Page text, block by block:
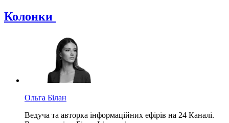
Колонки
Ольга Білан
Ведуча та авторка інформаційних ефірів на 24 Каналі.